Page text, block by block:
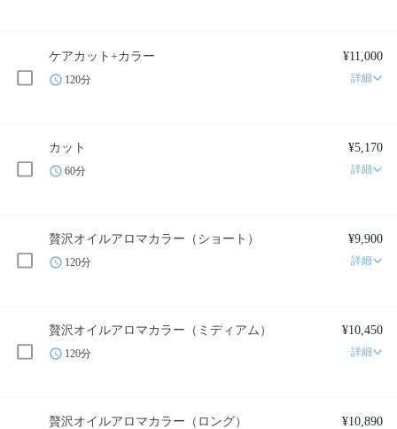
ケアカット+カラー ¥11,000
120分 詳細
カット ¥5,170
60分 詳細
贅沢オイルアロマカラー（ショート） ¥9,900
120分 詳細
贅沢オイルアロマカラー（ミディアム） ¥10,450
120分 詳細
贅沢オイルアロマカラー（ロング） ¥10,890